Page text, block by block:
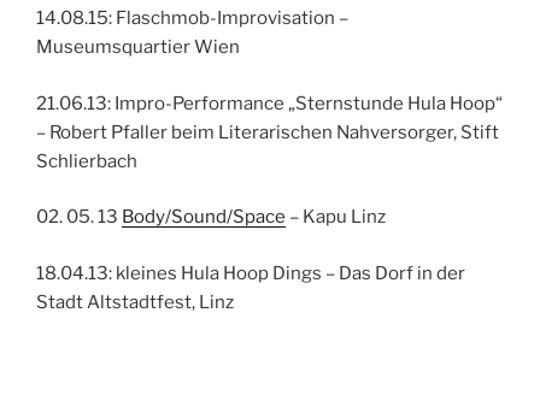
14.08.15: Flaschmob-Improvisation –
Museumsquartier Wien
21.06.13: Impro-Performance „Sternstunde Hula Hoop“
– Robert Pfaller beim Literarischen Nahversorger, Stift
Schlierbach
02. 05. 13 Body/Sound/Space – Kapu Linz
18.04.13: kleines Hula Hoop Dings – Das Dorf in der
Stadt Altstadtfest, Linz